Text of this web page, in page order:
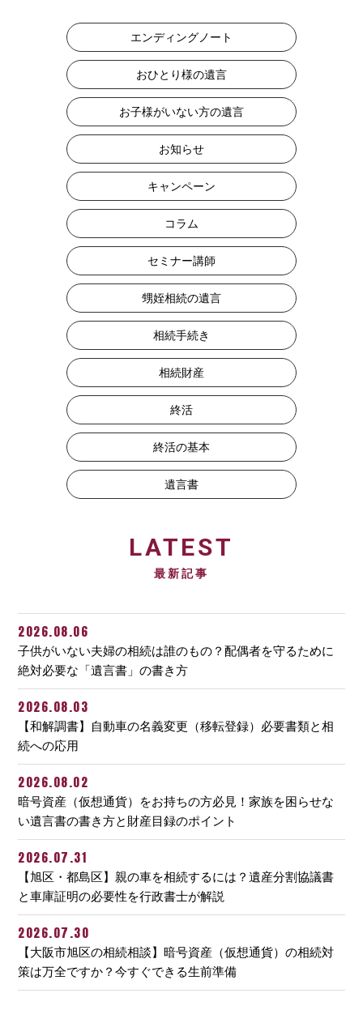
エンディングノート
おひとり様の遺言
お子様がいない方の遺言
お知らせ
キャンペーン
コラム
セミナー講師
甥姪相続の遺言
相続手続き
相続財産
終活
終活の基本
遺言書
LATEST
最新記事
2026.08.06
子供がいない夫婦の相続は誰のもの？配偶者を守るために
絶対必要な「遺言書」の書き方
2026.08.03
【和解調書】自動車の名義変更（移転登録）必要書類と相
続への応用
2026.08.02
暗号資産（仮想通貨）をお持ちの方必見！家族を困らせな
い遺言書の書き方と財産目録のポイント
2026.07.31
【旭区・都島区】親の車を相続するには？遺産分割協議書
と車庫証明の必要性を行政書士が解説
2026.07.30
【大阪市旭区の相続相談】暗号資産（仮想通貨）の相続対
策は万全ですか？今すぐできる生前準備